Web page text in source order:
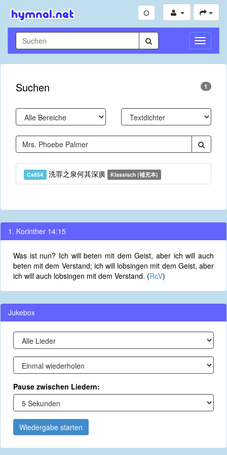
Suchen 1
Cs854 洗罪之泉何其深廣 Klassisch (補充本)
1. Korinther 14:15
Was ist nun? Ich will beten mit dem Geist, aber ich will auch
beten mit dem Verstand; ich will lobsingen mit dem Geist, aber
ich will auch lobsingen mit dem Verstand. (RcV)
Jukebox
Pause zwischen Liedern:
Wiedergabe starten